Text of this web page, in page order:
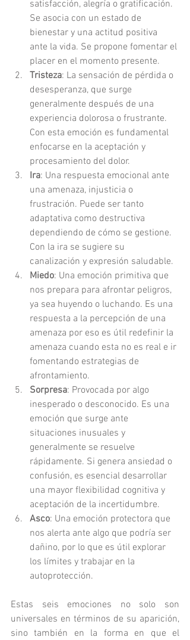
satisfacción, alegría o gratificación.
Se asocia con un estado de
bienestar y una actitud positiva
ante la vida. Se propone fomentar el
placer en el momento presente.
Tristeza: La sensación de pérdida o
desesperanza, que surge
generalmente después de una
experiencia dolorosa o frustrante.
Con esta emoción es fundamental
enfocarse en la aceptación y
procesamiento del dolor.
Ira: Una respuesta emocional ante
una amenaza, injusticia o
frustración. Puede ser tanto
adaptativa como destructiva
dependiendo de cómo se gestione.
Con la ira se sugiere su
canalización y expresión saludable.
Miedo: Una emoción primitiva que
nos prepara para afrontar peligros,
ya sea huyendo o luchando. Es una
respuesta a la percepción de una
amenaza por eso es útil redefinir la
amenaza cuando esta no es real e ir
fomentando estrategias de
afrontamiento.
Sorpresa: Provocada por algo
inesperado o desconocido. Es una
emoción que surge ante
situaciones inusuales y
generalmente se resuelve
rápidamente. Si genera ansiedad o
confusión, es esencial desarrollar
una mayor flexibilidad cognitiva y
aceptación de la incertidumbre.
Asco: Una emoción protectora que
nos alerta ante algo que podría ser
dañino, por lo que es útil explorar
los límites y trabajar en la
autoprotección.
Estas seis emociones no solo son
universales en términos de su aparición,
sino también en la forma en que el